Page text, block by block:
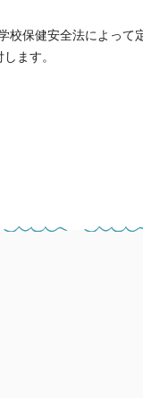
保健安全法によって
ます。